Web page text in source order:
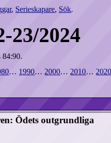
, Serieskapare, Sök.
23/2024
84:90.
… 1990… 2000… 2010… 2020
Ödets outgrundliga